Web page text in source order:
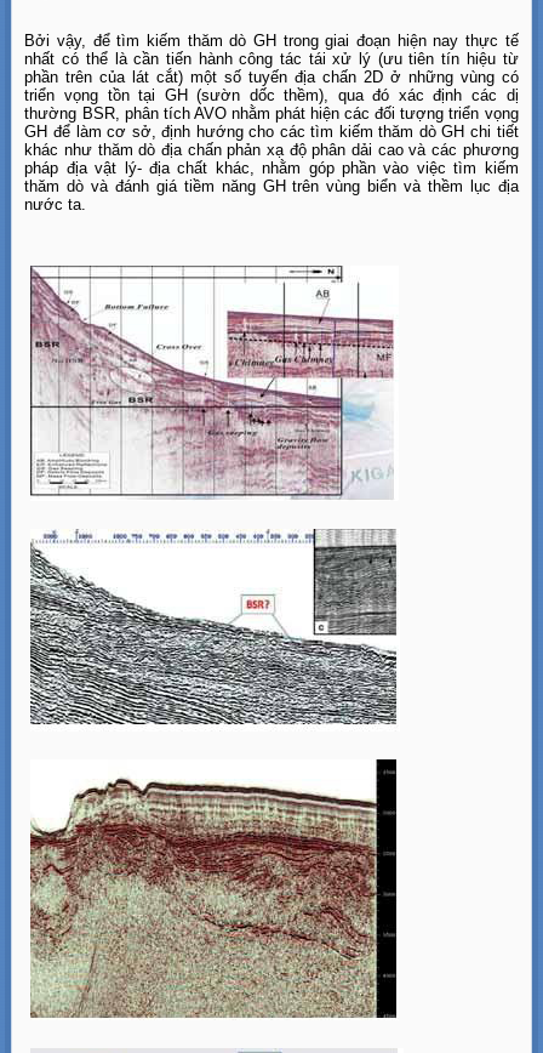
Bởi vậy, để tìm kiếm thăm dò GH trong giai đoạn hiện nay thực tế
nhất có thể là cần tiến hành công tác tái xử lý (ưu tiên tín hiệu từ
phần trên của lát cắt) một số tuyến địa chấn 2D ở những vùng có
triển vọng tồn tại GH (sườn dốc thềm), qua đó xác định các dị
thường BSR, phân tích AVO nhằm phát hiện các đối tượng triển vọng
GH để làm cơ sở, định hướng cho các tìm kiếm thăm dò GH chi tiết
khác như thăm dò địa chấn phản xạ độ phân dải cao và các phương
pháp địa vật lý- địa chất khác, nhằm góp phần vào việc tìm kiếm
thăm dò và đánh giá tiềm năng GH trên vùng biển và thềm lục địa
nước ta.